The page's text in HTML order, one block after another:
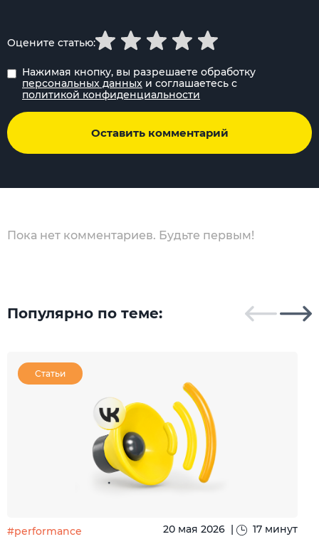
Нажимая кнопку, вы разрешаете обработку
персональных данных и соглашаетесь с
политикой конфиденциальности
Оставить комментарий
Оцените статью:
Пока нет комментариев. Будьте первым!
Популярно по теме:
Статьи
#performance 20 мая 2026 | 17 минут